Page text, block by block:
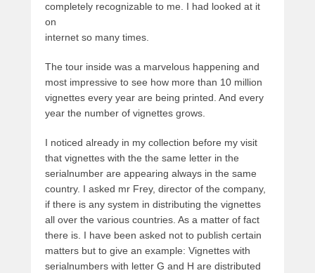
completely recognizable to me. I had looked at it
on
internet so many times.
The tour inside was a marvelous happening and
most impressive to see how more than 10 million
vignettes every year are being printed. And every
year the number of vignettes grows.
I noticed already in my collection before my visit
that vignettes with the the same letter in the
serialnumber are appearing always in the same
country. I asked mr Frey, director of the company,
if there is any system in distributing the vignettes
all over the various countries. As a matter of fact
there is. I have been asked not to publish certain
matters but to give an example: Vignettes with
serialnumbers with letter G and H are distributed